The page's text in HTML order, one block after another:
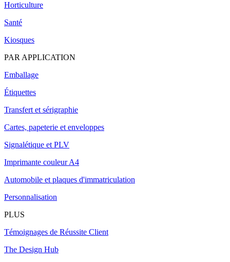
Horticulture
Santé
Kiosques
PAR APPLICATION
Emballage
Étiquettes
Transfert et sérigraphie
Cartes, papeterie et enveloppes
Signalétique et PLV
Imprimante couleur A4
Automobile et plaques d'immatriculation
Personnalisation
PLUS
Témoignages de Réussite Client
The Design Hub